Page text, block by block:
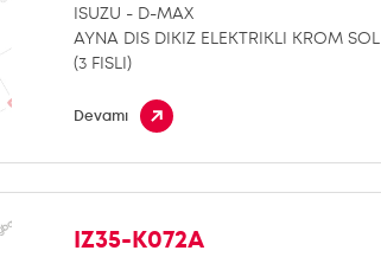
ISUZU - D-MAX
AYNA DIS DIKIZ ELEKTRIKLI KROM SOL
(3 FISLI)
Devamı
IZ35-K072A